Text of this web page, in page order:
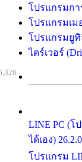
โปรแกรมก
โปรแกรมเม
โปรแกรมยู
ไดร์เวอร์
LINE PC (โ
ได้เอง) 26.2.0
โปรแกรม